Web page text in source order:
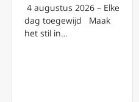
4 augustus 2026 – Elke
dag toegewijd Maak
het stil in…